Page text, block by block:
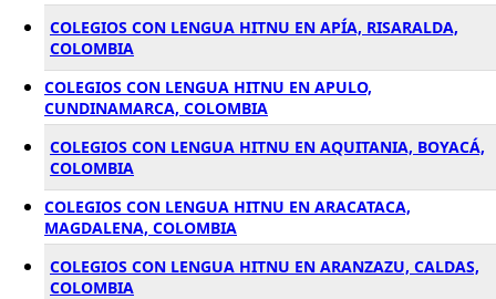
COLEGIOS CON LENGUA HITNU EN APÍA, RISARALDA,
COLOMBIA
COLEGIOS CON LENGUA HITNU EN APULO,
CUNDINAMARCA, COLOMBIA
COLEGIOS CON LENGUA HITNU EN AQUITANIA, BOYACÁ,
COLOMBIA
COLEGIOS CON LENGUA HITNU EN ARACATACA,
MAGDALENA, COLOMBIA
COLEGIOS CON LENGUA HITNU EN ARANZAZU, CALDAS,
COLOMBIA